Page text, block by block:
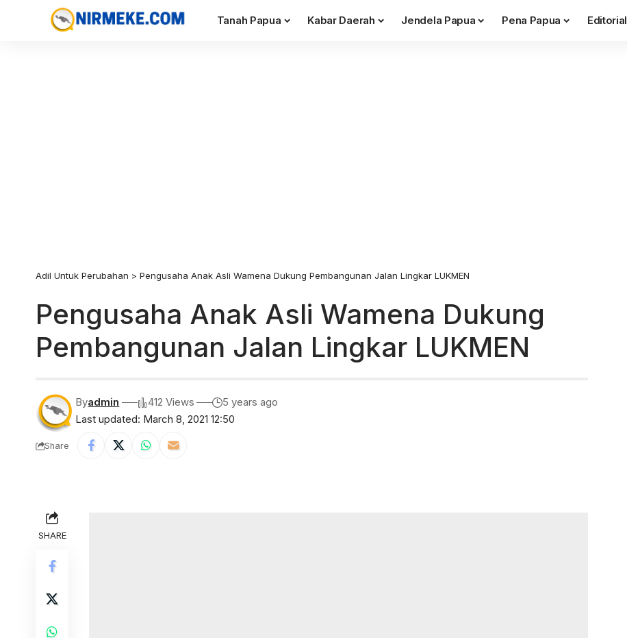
Tanah Papua Kabar Daerah Jendela Papua Pena Papua Editorial
Adil Untuk Perubahan > Pengusaha Anak Asli Wamena Dukung Pembangunan Jalan Lingkar LUKMEN
Pengusaha Anak Asli Wamena Dukung
Pembangunan Jalan Lingkar LUKMEN
Last updated: March 8, 2021 12:50
Byadmin 412 Views 5 years ago
Share
SHARE